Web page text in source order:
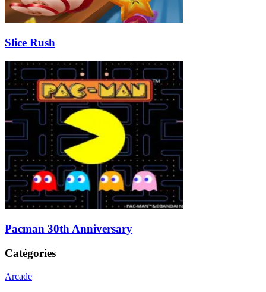
Slice Rush
Pacman 30th Anniversary
Catégories
Arcade